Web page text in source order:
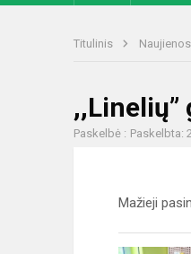
Titulinis Naujienos
Paskelbė : Paskelbta:
Mažieji